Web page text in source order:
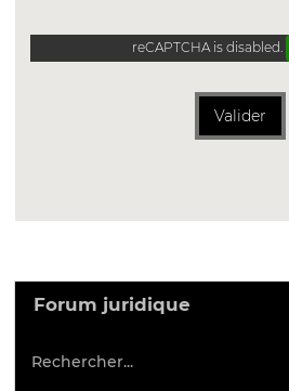
reCAPTCHA is disabled.
Valider
Forum juridique